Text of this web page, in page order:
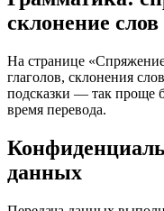
склонение слов
На странице
глаголов, склонения
подсказки — так проще
время перевода.
данных